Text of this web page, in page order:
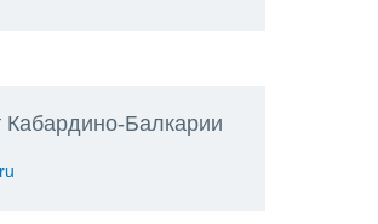
Балкарии